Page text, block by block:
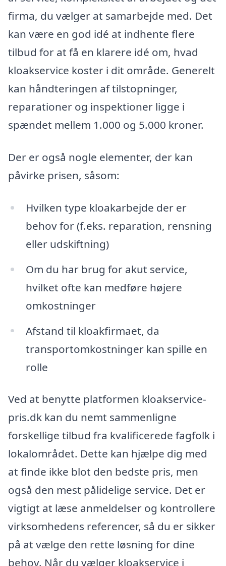
firma, du vælger at samarbejde med. Det
kan være en god idé at indhente flere
tilbud for at få en klarere idé om, hvad
kloakservice koster i dit område. Generelt
kan håndteringen af tilstopninger,
reparationer og inspektioner ligge i
spændet mellem 1.000 og 5.000 kroner.
Der er også nogle elementer, der kan
påvirke prisen, såsom:
Hvilken type kloakarbejde der er
behov for (f.eks. reparation, rensning
eller udskiftning)
Om du har brug for akut service,
hvilket ofte kan medføre højere
omkostninger
Afstand til kloakfirmaet, da
transportomkostninger kan spille en
rolle
Ved at benytte platformen kloakservice-
pris.dk kan du nemt sammenligne
forskellige tilbud fra kvalificerede fagfolk i
lokalområdet. Dette kan hjælpe dig med
at finde ikke blot den bedste pris, men
også den mest pålidelige service. Det er
vigtigt at læse anmeldelser og kontrollere
virksomhedens referencer, så du er sikker
på at vælge den rette løsning for dine
behov. Når du vælger kloakservice i